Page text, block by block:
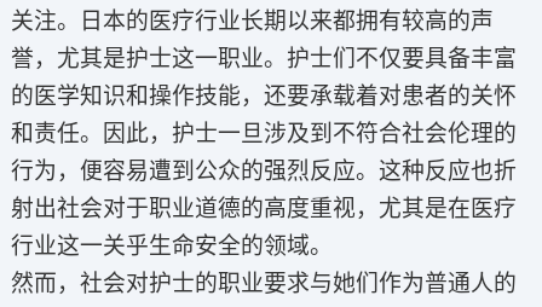
关注。日本的医疗行业长期以来都拥有较高的声
誉，尤其是护士这一职业。护士们不仅要具备丰富
的医学知识和操作技能，还要承载着对患者的关怀
和责任。因此，护士一旦涉及到不符合社会伦理的
行为，便容易遭到公众的强烈反应。这种反应也折
射出社会对于职业道德的高度重视，尤其是在医疗
行业这一关乎生命安全的领域。
然而，社会对护士的职业要求与她们作为普通人的